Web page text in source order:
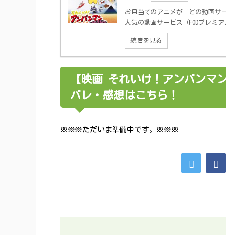
お目当てのアニメが「どの動画サ
人気の動画サービス（FODプレ
続きを見る
【映画 それいけ！アンパンマ
バレ・感想はこちら！
※※※ただいま準備中です。※※※